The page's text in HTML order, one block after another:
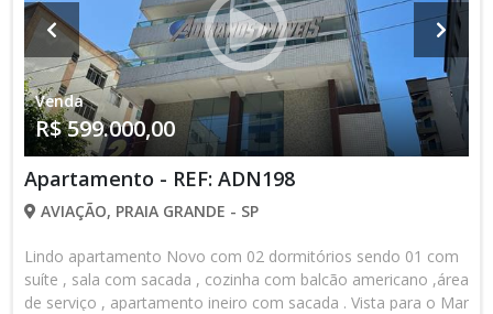
Venda
R$ 599.000,00
Apartamento - REF: ADN198
AVIAÇÃO, PRAIA GRANDE - SP
Lindo apartamento Novo com 02 dormitórios sendo 01 com
suíte , sala com sacada , cozinha com balcão americano ,área
de serviço , apartamento ineiro com sacada . Vista para o Mar